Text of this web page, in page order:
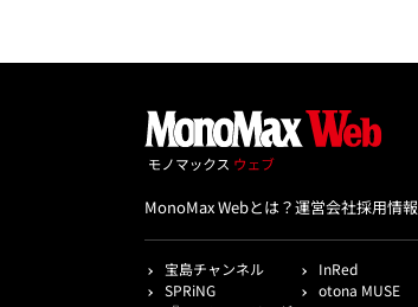
MonoMax Webとは？運営会社採用情報
宝島チャンネル InRed
SPRiNG
otona MUSE